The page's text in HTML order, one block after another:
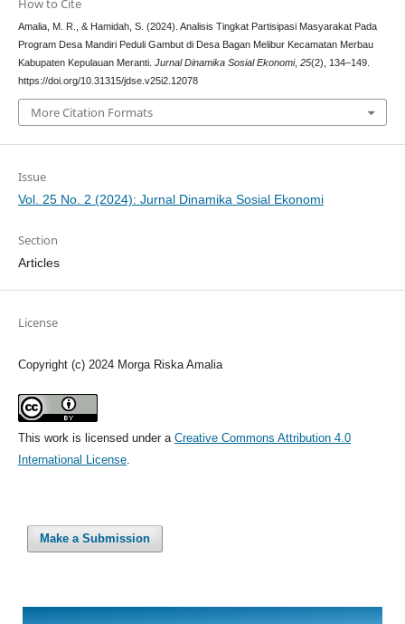
Amalia, M. R., & Hamidah, S. (2024). Analisis Tingkat Partisipasi Masyarakat Pada
Program Desa Mandiri Peduli Gambut di Desa Bagan Melibur Kecamatan Merbau
Kabupaten Kepulauan Meranti. Jurnal Dinamika Sosial Ekonomi, 25(2), 134–149.
https://doi.org/10.31315/jdse.v25i2.12078
More Citation Formats
Issue
Vol. 25 No. 2 (2024): Jurnal Dinamika Sosial Ekonomi
Section
Articles
License
Copyright (c) 2024 Morga Riska Amalia
This work is licensed under a Creative Commons Attribution 4.0
International License.
Make a Submission